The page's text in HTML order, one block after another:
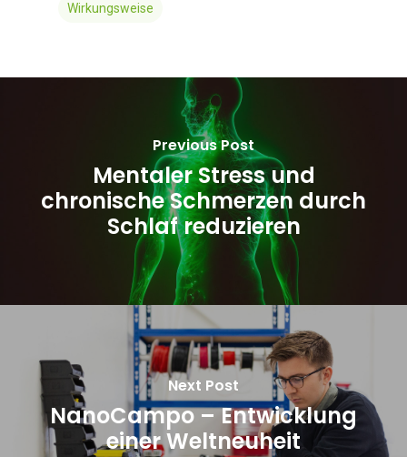
Wirkungsweise
Previous Post
Mentaler Stress und
chronische Schmerzen durch
Schlaf reduzieren
Next Post
NanoCampo – Entwicklung
einer Weltneuheit